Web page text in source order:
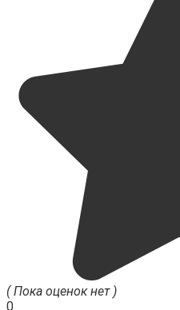
( Пока оценок нет )
0